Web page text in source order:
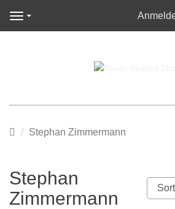
Navigation
Startseite
Stephan Zimmermann
Stephan
Zimmermann